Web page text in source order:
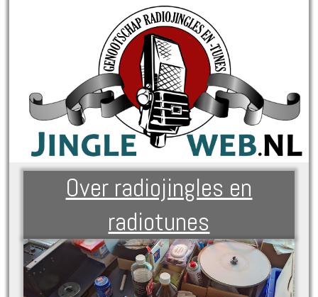
Over radiojingles en
radiotunes